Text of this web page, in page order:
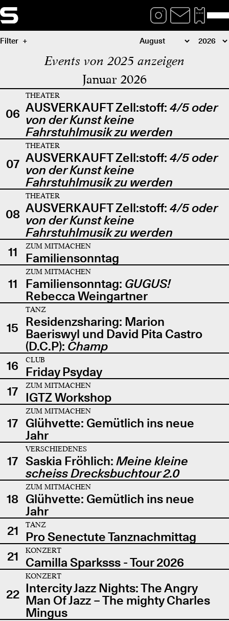
Filter
Events von 2025 anzeigen
Januar 2026
06
THEATER
AUSVERKAUFT Zell:stoff: 4/5 oder
von der Kunst keine
Fahrstuhlmusik zu werden
07
THEATER
AUSVERKAUFT Zell:stoff: 4/5 oder
von der Kunst keine
Fahrstuhlmusik zu werden
08
THEATER
AUSVERKAUFT Zell:stoff: 4/5 oder
von der Kunst keine
Fahrstuhlmusik zu werden
11
ZUM MITMACHEN
Familiensonntag
11
ZUM MITMACHEN
Familiensonntag: GUGUS!
Rebecca Weingartner
15
TANZ
Residenzsharing: Marion
Baeriswyl und David Pita Castro
(D.C.P): Champ
16
CLUB
Friday Psyday
17
ZUM MITMACHEN
IGTZ Workshop
17
ZUM MITMACHEN
Glühvette: Gemütlich ins neue
Jahr
17
VERSCHIEDENES
Saskia Fröhlich: Meine kleine
scheiss Drecksbuchtour 2.0
18
ZUM MITMACHEN
Glühvette: Gemütlich ins neue
Jahr
21
TANZ
Pro Senectute Tanznachmittag
21
KONZERT
Camilla Sparksss - Tour 2026
22
KONZERT
Intercity Jazz Nights: The Angry
Man Of Jazz – The mighty Charles
Mingus